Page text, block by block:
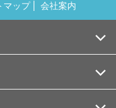
マップ 会社案内